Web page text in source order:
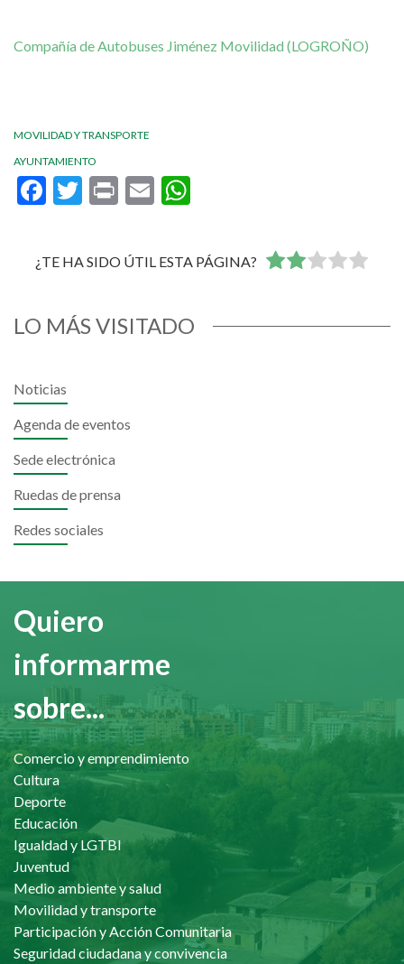
Compañía de Autobuses Jiménez Movilidad (LOGROÑO)
MOVILIDAD Y TRANSPORTE
AYUNTAMIENTO
Facebook
Twitter
PrintEmail
¿TE HA SIDO ÚTIL ESTA PÁGINA?
LO MÁS VISITADO
Noticias
Agenda de eventos
Sede electrónica
Ruedas de prensa
Redes sociales
Quiero
informarme
sobre...
Comercio y emprendimiento
Cultura
Deporte
Educación
Igualdad y LGTBI
Juventud
Medio ambiente y salud
Movilidad y transporte
Participación y Acción Comunitaria
Seguridad ciudadana y convivencia